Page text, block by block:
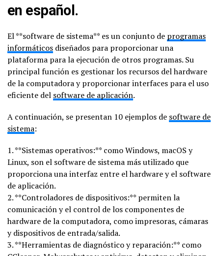
en español.
El **software de sistema** es un conjunto de programas
informáticos diseñados para proporcionar una
plataforma para la ejecución de otros programas. Su
principal función es gestionar los recursos del hardware
de la computadora y proporcionar interfaces para el uso
eficiente del software de aplicación.
A continuación, se presentan 10 ejemplos de software de
sistema:
1. **Sistemas operativos:** como Windows, macOS y
Linux, son el software de sistema más utilizado que
proporciona una interfaz entre el hardware y el software
de aplicación.
2. **Controladores de dispositivos:** permiten la
comunicación y el control de los componentes de
hardware de la computadora, como impresoras, cámaras
y dispositivos de entrada/salida.
3. **Herramientas de diagnóstico y reparación:** como